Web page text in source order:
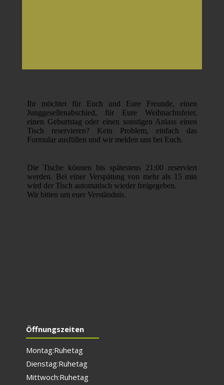
Ihr möchtet für Euch und Eure Freunde, einen
Junggesellenabschied, für Eure Weihnachtsfeier,
einen Geburtstag oder einen sonstigen Anlass einen
Tisch reservieren? Kein Problem, einfach das
Formular ausfüllen und wir melden uns bei Euch.
Die Tische können bis spätestens 21:00 reserviert
werden. Bei einer Verspätung von mehr als 15 min
wird der Tisch automatisch wieder freigegeben.
Wir bitten um euer Verständnis.
Öffnungszeiten
Montag: Ruhetag
Dienstag: Ruhetag
Mittwoch: Ruhetag